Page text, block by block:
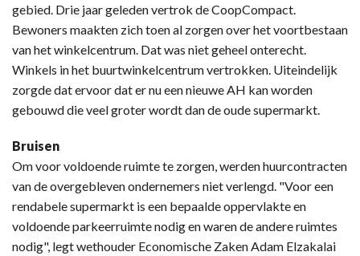
gebied. Drie jaar geleden vertrok de CoopCompact.
Bewoners maakten zich toen al zorgen over het voortbestaan
van het winkelcentrum. Dat was niet geheel onterecht.
Winkels in het buurtwinkelcentrum vertrokken. Uiteindelijk
zorgde dat ervoor dat er nu een nieuwe AH kan worden
gebouwd die veel groter wordt dan de oude supermarkt.
Bruisen
Om voor voldoende ruimte te zorgen, werden huurcontracten
van de overgebleven ondernemers niet verlengd. "Voor een
rendabele supermarkt is een bepaalde oppervlakte en
voldoende parkeerruimte nodig en waren de andere ruimtes
nodig", legt wethouder Economische Zaken Adam Elzakalai